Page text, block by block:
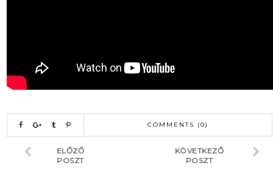
COMMENTS (0)
KÖVETKEZŐ
POSZT
ELŐZŐ
POSZT